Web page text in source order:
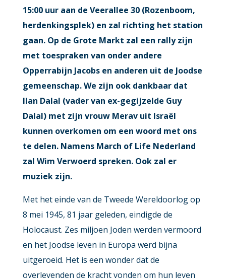
15:00 uur aan de Veerallee 30 (Rozenboom,
herdenkingsplek) en zal richting het station
gaan. Op de Grote Markt zal een rally zijn
met toespraken van onder andere
Opperrabijn Jacobs en anderen uit de Joodse
gemeenschap. We zijn ook dankbaar dat
Ilan Dalal (vader van ex-gegijzelde Guy
Dalal) met zijn vrouw Merav uit Israël
kunnen overkomen om een woord met ons
te delen. Namens March of Life Nederland
zal Wim Verwoerd spreken. Ook zal er
muziek zijn.
Met het einde van de Tweede Wereldoorlog op
8 mei 1945, 81 jaar geleden, eindigde de
Holocaust. Zes miljoen Joden werden vermoord
en het Joodse leven in Europa werd bijna
uitgeroeid. Het is een wonder dat de
overlevenden de kracht vonden om hun leven